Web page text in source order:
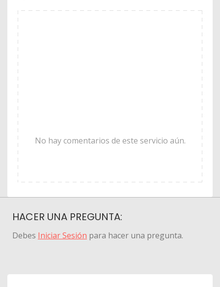
No hay comentarios de este servicio aún.
HACER UNA PREGUNTA:
Debes Iniciar Sesión para hacer una pregunta.